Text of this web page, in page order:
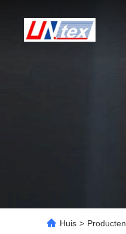
Huis > Producten